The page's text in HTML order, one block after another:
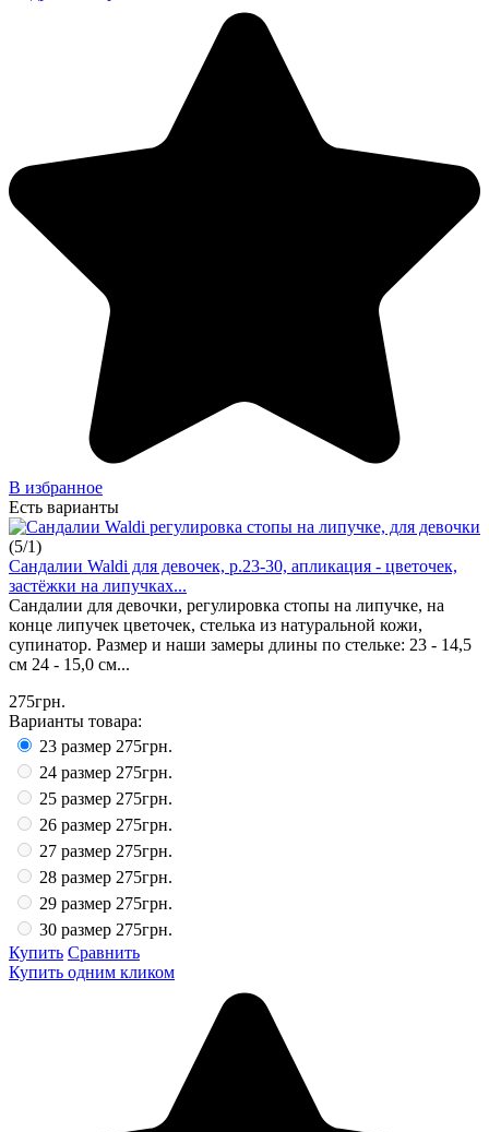
В избранное
Есть варианты
(5/1)
Сандалии Waldi для девочек, р.23-30, апликация - цветочек,
застёжки на липучках...
Сандалии для девочки, регулировка стопы на липучке, на
конце липучек цветочек, стелька из натуральной кожи,
супинатор. Размер и наши замеры длины по стельке: 23 - 14,5
см 24 - 15,0 см...
275грн.
Варианты товара:
23 размер 275грн.
24 размер 275грн.
25 размер 275грн.
26 размер 275грн.
27 размер 275грн.
28 размер 275грн.
29 размер 275грн.
30 размер 275грн.
Купить Сравнить
Купить одним кликом